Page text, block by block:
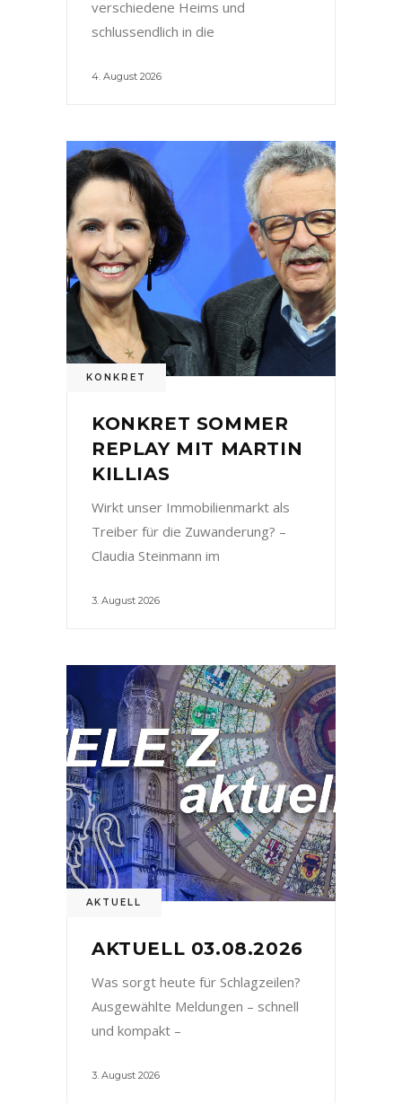
verschiedene Heims und
schlussendlich in die
4. August 2026
KONKRET
KONKRET SOMMER
REPLAY MIT MARTIN
KILLIAS
Wirkt unser Immobilienmarkt als
Treiber für die Zuwanderung? –
Claudia Steinmann im
3. August 2026
AKTUELL
AKTUELL 03.08.2026
Was sorgt heute für Schlagzeilen?
Ausgewählte Meldungen – schnell
und kompakt –
3. August 2026